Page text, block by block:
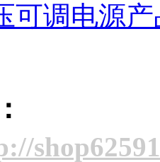
可调电源